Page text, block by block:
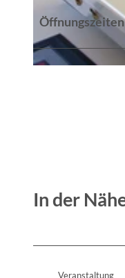
© Andrea Woitschack, Lizenz:
Öffnungszeiten
In der
Veranstaltung